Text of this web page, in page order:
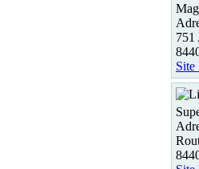
751
Site